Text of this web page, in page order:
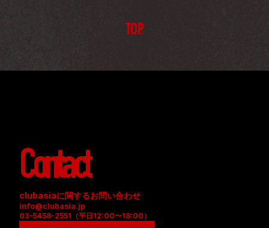
TOP
Contact
clubasiaに関するお問い合わせ
info@clubasia.jp
03-5458-2551（平日12:00〜18:00）